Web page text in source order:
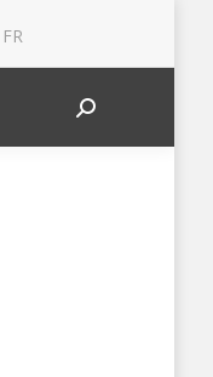
FR
Search: